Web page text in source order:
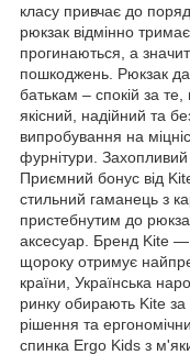
класу привчає до
рюкзак відмінно
прогинаються, а
пошкоджень. Рюкзак
батькам – спокій за
якісний, надійний та
випробування на
фурнітури.
Приємний бонус від
стильний гаманець з
пристебнутим до
аксесуар. Бренд Kite —
щороку отримує
країни, Українська
ринку обирають Kite за
рішення та
спинка Ergo Kids з